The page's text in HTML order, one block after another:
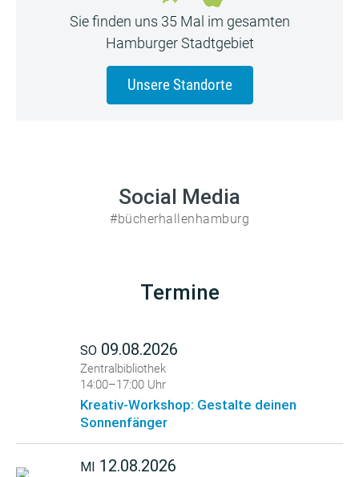
Sie finden uns 35 Mal im gesamten
Hamburger Stadtgebiet
Unsere Standorte
Social Media
#bücherhallenhamburg
Termine
SO 09.08.2026
Zentralbibliothek
14:00–17:00 Uhr
Kreativ-Workshop: Gestalte deinen
Sonnenfänger
MI 12.08.2026